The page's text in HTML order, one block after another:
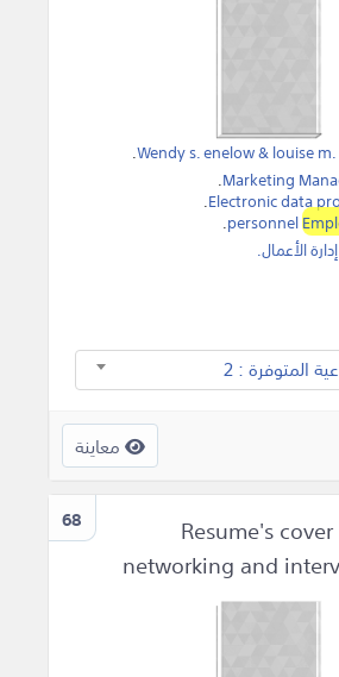
Wendy s. enelow & louise
.
Marketing
.
Electronic data
.
personnel
.
المتوفرة : 2
معاينة
68
Resume's
networking and